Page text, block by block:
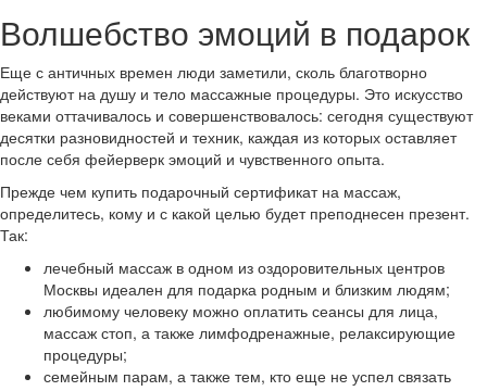
Волшебство эмоций в подарок
Еще с античных времен люди заметили, сколь благотворно
действуют на душу и тело массажные процедуры. Это искусство
веками оттачивалось и совершенствовалось: сегодня существуют
десятки разновидностей и техник, каждая из которых оставляет
после себя фейерверк эмоций и чувственного опыта.
Прежде чем купить подарочный сертификат на массаж,
определитесь, кому и с какой целью будет преподнесен презент.
Так:
лечебный массаж в одном из оздоровительных центров
Москвы идеален для подарка родным и близким людям;
любимому человеку можно оплатить сеансы для лица,
массаж стоп, а также лимфодренажные, релаксирующие
процедуры;
семейным парам, а также тем, кто еще не успел связать